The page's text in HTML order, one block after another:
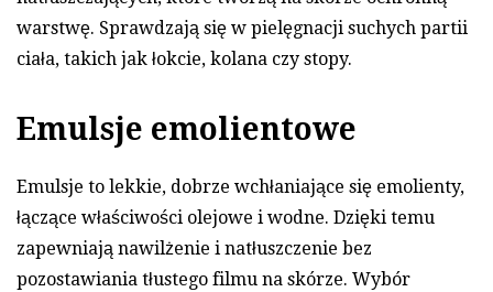
warstwę. Sprawdzają się w pielęgnacji suchych partii
ciała, takich jak łokcie, kolana czy stopy.
Emulsje emolientowe
Emulsje to lekkie, dobrze wchłaniające się emolienty,
łączące właściwości olejowe i wodne. Dzięki temu
zapewniają nawilżenie i natłuszczenie bez
pozostawiania tłustego filmu na skórze. Wybór